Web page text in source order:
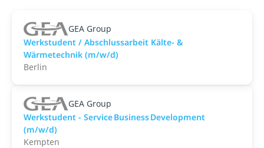
GEA Group
Werkstudent / Abschlussarbeit Kälte- &
Wärmetechnik (m/w/d)
Berlin
GEA Group
Werkstudent - Service Business Development
(m/w/d)
Kempten